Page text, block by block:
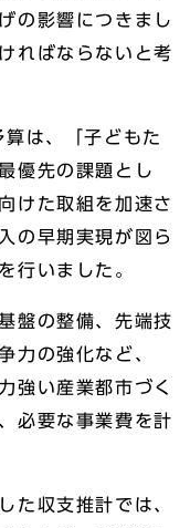
の影響につきまし
ればならないと考
は、「子どもた
優先の課題とし
けた取組を加速さ
の早期実現が図ら
行いました。
盤の整備、先端技
力の強化など、
強い産業都市づく
必要な事業費を計
た収支推計では、